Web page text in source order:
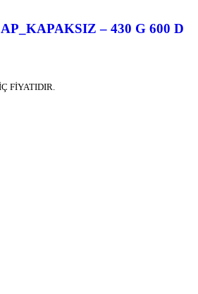
– 430 G 600 D
FİYATIDIR.